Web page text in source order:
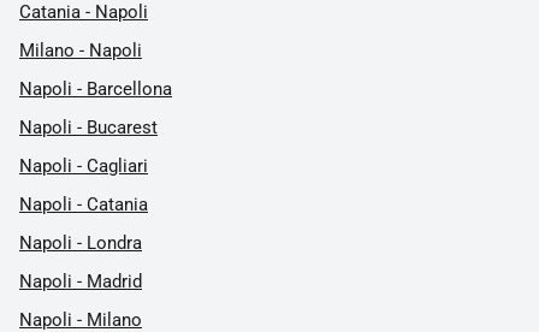
Catania - Napoli
Milano - Napoli
Napoli - Barcellona
Napoli - Bucarest
Napoli - Cagliari
Napoli - Catania
Napoli - Londra
Napoli - Madrid
Napoli - Milano